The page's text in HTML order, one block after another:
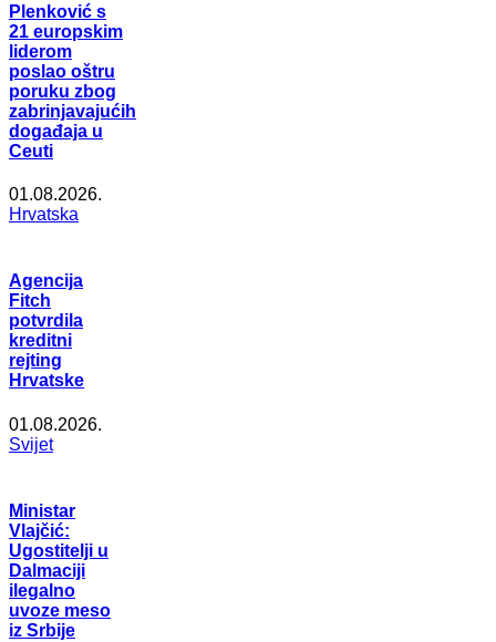
Plenković s
21 europskim
liderom
poslao oštru
poruku zbog
zabrinjavajućih
događaja u
Ceuti
01.08.2026.
Hrvatska
Agencija
Fitch
potvrdila
kreditni
rejting
Hrvatske
01.08.2026.
Svijet
Ministar
Vlajčić:
Ugostitelji u
Dalmaciji
ilegalno
uvoze meso
iz Srbije